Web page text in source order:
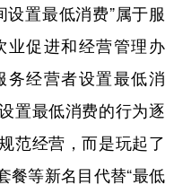
信息化 数字经济
银龄 溯源中国
时尚 悦读
亚太网 上市公司
设置最低消费”属于服
业促进和经营管理办
务经营者设置最低消
置最低消费的行为逐
范经营，而是玩起了
餐等新名目代替“最低